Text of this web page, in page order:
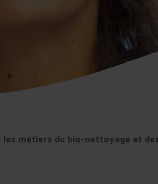
métiers du bio-nettoyage et